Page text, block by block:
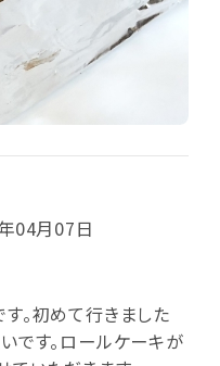
04月07日
。初めて行きました
です。ロールケーキが